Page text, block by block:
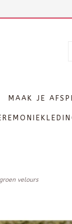
MAAK JE
velours